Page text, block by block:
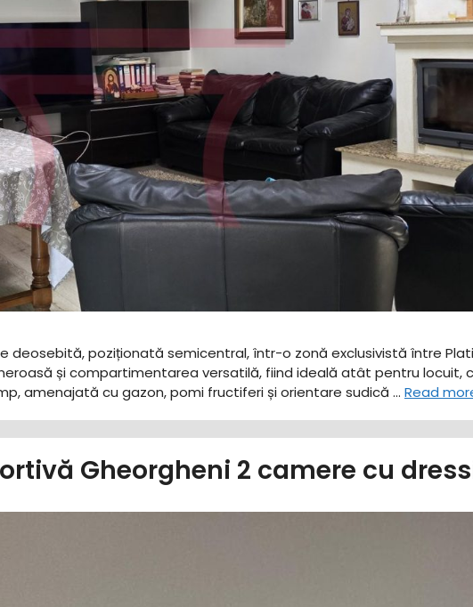
deosebită, poziționată semicentral, într-o zonă exclusivistă între
și compartimentarea versatilă, fiind ideală atât pentru locuit,
amenajată cu gazon, pomi fructiferi și orientare sudică … Read
Gheorgheni 2 camere cu